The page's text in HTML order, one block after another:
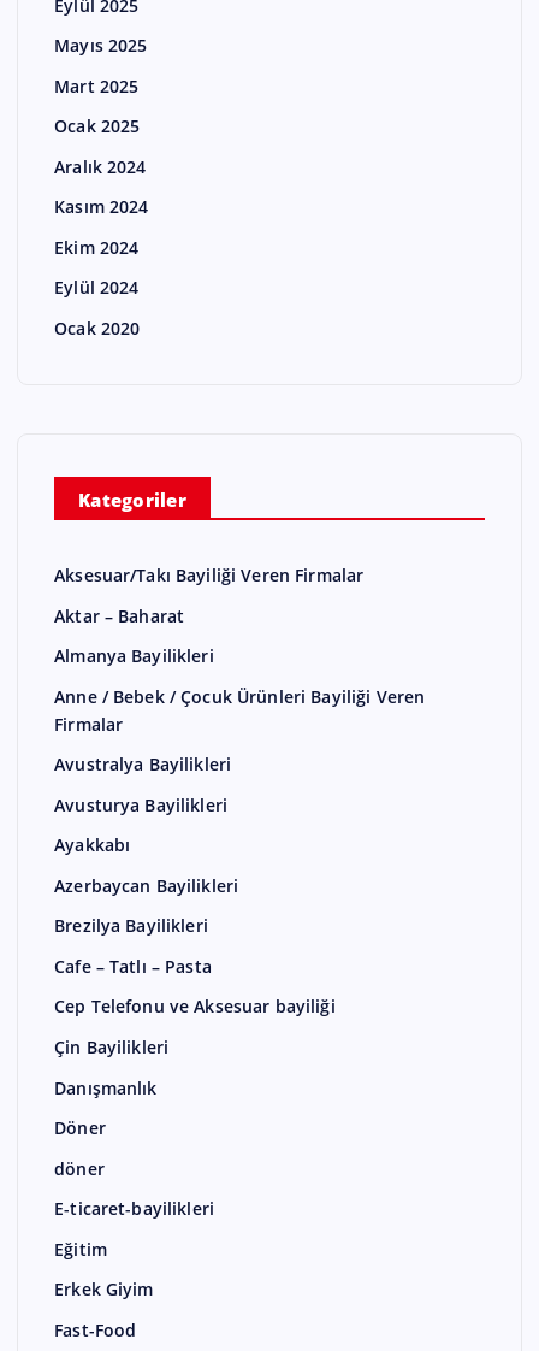
Eylül 2025
Mayıs 2025
Mart 2025
Ocak 2025
Aralık 2024
Kasım 2024
Ekim 2024
Eylül 2024
Ocak 2020
Kategoriler
Aksesuar/Takı Bayiliği Veren Firmalar
Aktar – Baharat
Almanya Bayilikleri
Anne / Bebek / Çocuk Ürünleri Bayiliği Veren
Firmalar
Avustralya Bayilikleri
Avusturya Bayilikleri
Ayakkabı
Azerbaycan Bayilikleri
Brezilya Bayilikleri
Cafe – Tatlı – Pasta
Cep Telefonu ve Aksesuar bayiliği
Çin Bayilikleri
Danışmanlık
Döner
döner
E-ticaret-bayilikleri
Eğitim
Erkek Giyim
Fast-Food